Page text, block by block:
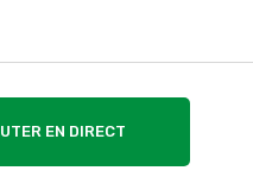
EN DIRECT